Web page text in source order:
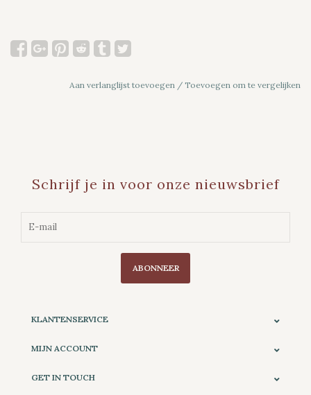
Aan verlanglijst toevoegen / Toevoegen om te vergelijken
Schrijf je in voor onze nieuwsbrief
ABONNEER
KLANTENSERVICE
MIJN ACCOUNT
GET IN TOUCH